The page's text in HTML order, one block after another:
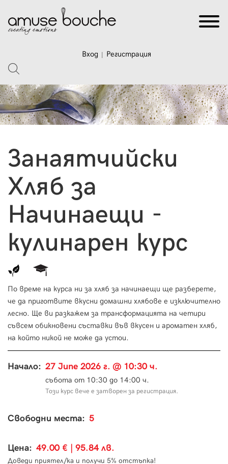
Вход Регистрация
Занаятчийски
Хляб за
Начинаещи -
кулинарен курс
По време на курса ни за хляб за начинаещи ще разберете,
че да приготвите вкусни домашни хлябове е изключително
лесно. Ще ви разкажем за трансформацията на четири
съвсем обикновени съставки във вкусен и ароматен хляб,
на който никой не може да устои.
Начало: 27 June 2026 г. @ 10:30 ч.
събота от 10:30 до 14:00 ч.
Този курс вече е затворен за регистрация.
Свободни места: 5
Цена: 49.00 € | 95.84 лв.
Доведи приятел/ка и получи 5% отстъпка!